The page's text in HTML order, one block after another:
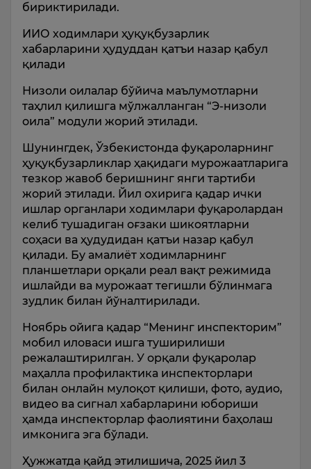
бириктирилади.
ИИО ходимлари ҳуқуқбузарлик
хабарларини ҳудуддан қатъи назар қабул
қилади
Низоли оилалар бўйича маълумотларни
таҳлил қилишга мўлжалланган “Э-низоли
оила” модули жорий этилади.
Шунингдек, Ўзбекистонда фуқароларнинг
ҳуқуқбузарликлар ҳақидаги мурожаатларига
тезкор жавоб беришнинг янги тартиби
жорий этилади. Йил охирига қадар ички
ишлар органлари ходимлари фуқаролардан
келиб тушадиган оғзаки шикоятларни
соҳаси ва ҳудудидан қатъи назар қабул
қилади. Бу амалиёт ходимларнинг
планшетлари орқали реал вақт режимида
ишлайди ва мурожаат тегишли бўлинмага
зудлик билан йўналтирилади.
Ноябрь ойига қадар “Менинг инспекторим”
мобил иловаси ишга туширилиши
режалаштирилган. У орқали фуқаролар
маҳалла профилактика инспекторлари
билан онлайн мулоқот қилиши, фото, аудио,
видео ва сигнал хабарларини юбориши
ҳамда инспекторлар фаолиятини баҳолаш
имконига эга бўлади.
Ҳужжатда қайд этилишича, 2025 йил 3